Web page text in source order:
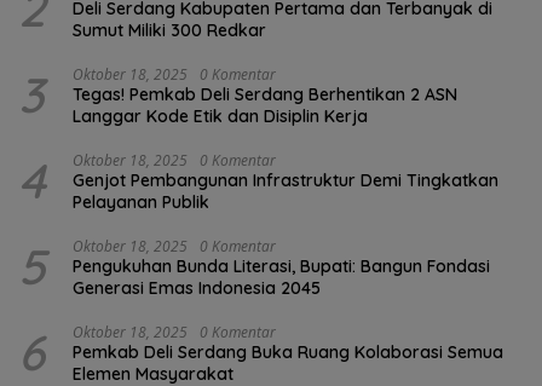
Deli Serdang Kabupaten Pertama dan Terbanyak di
Sumut Miliki 300 Redkar
3 Oktober 18, 2025 0 Komentar
Tegas! Pemkab Deli Serdang Berhentikan 2 ASN
Langgar Kode Etik dan Disiplin Kerja
4 Oktober 18, 2025 0 Komentar
Genjot Pembangunan Infrastruktur Demi Tingkatkan
Pelayanan Publik
5 Oktober 18, 2025 0 Komentar
Pengukuhan Bunda Literasi, Bupati: Bangun Fondasi
Generasi Emas Indonesia 2045
6 Oktober 18, 2025 0 Komentar
Pemkab Deli Serdang Buka Ruang Kolaborasi Semua
Elemen Masyarakat